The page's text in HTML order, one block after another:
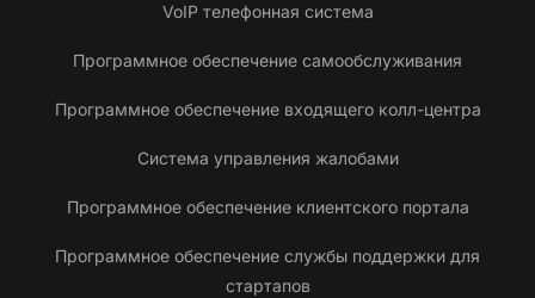
VoIP телефонная система
Программное обеспечение самообслуживания
Программное обеспечение входящего колл-центра
Система управления жалобами
Программное обеспечение клиентского портала
Программное обеспечение службы поддержки для
стартапов